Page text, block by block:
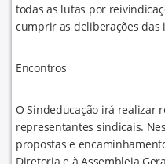
todas as lutas por
cumprir as deliberações das
Encontros
O Sindeducação irá realizar
representantes sindicais.
propostas e